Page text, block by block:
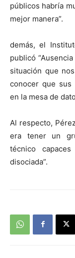
públicos habría
mejor manera”.
demás, el
publicó
situación que
conocer que sus
en la mesa de
Al respecto,
era tener un
técnico
disociada”.